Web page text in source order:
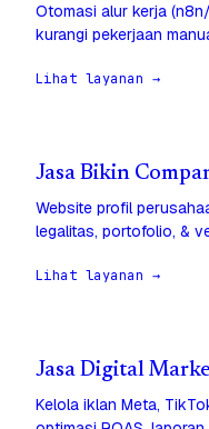
Otomasi alur kerja
kurangi pekerjaan
Lihat layanan →
Jasa Bikin
Website profil
legalitas, portofolio, &
Lihat layanan →
Jasa Digital
Kelola iklan Meta,